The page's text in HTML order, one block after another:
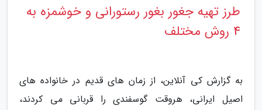
طرز تهیه جغور بغور رستورانی و خوشمزه به
4 روش مختلف
به گزارش کی آنلاین، از زمان های قدیم در خانواده های
اصیل ایرانی، هروقت گوسفندی را قربانی می کردند،